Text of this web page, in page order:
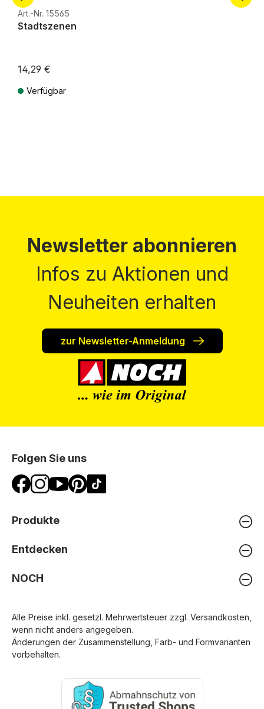
Art.-Nr. 15565
Stadtszenen
14,29 €
Verfügbar
Newsletter abonnieren
Infos zu Aktionen und
Neuheiten erhalten
zur Newsletter-Anmeldung
Folgen Sie uns
Produkte
Entdecken
NOCH
Alle Preise inkl. gesetzl. Mehrwertsteuer zzgl. Versandkosten
wenn nicht anders angegeben.
Änderungen der Zusammenstellung, Farb- und Formvarianten
vorbehalten.